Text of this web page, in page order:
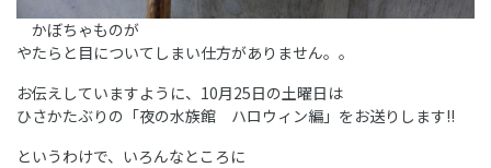
かぼちゃものが
やたらと目についてしまい仕方がありません。。
お伝えしていますように、10月25日の土曜日は
ひさかたぶりの「夜の水族館 ハロウィン編」をお送りします!!
というわけで、いろんなところに